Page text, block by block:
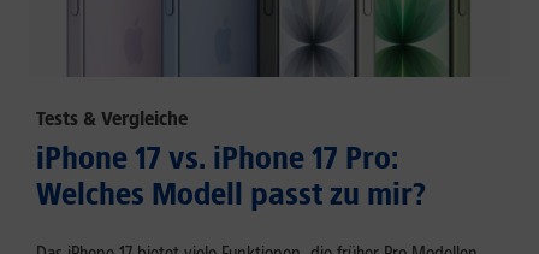
Tests & Vergleiche
iPhone 17 vs. iPhone 17 Pro:
Welches Modell passt zu mir?